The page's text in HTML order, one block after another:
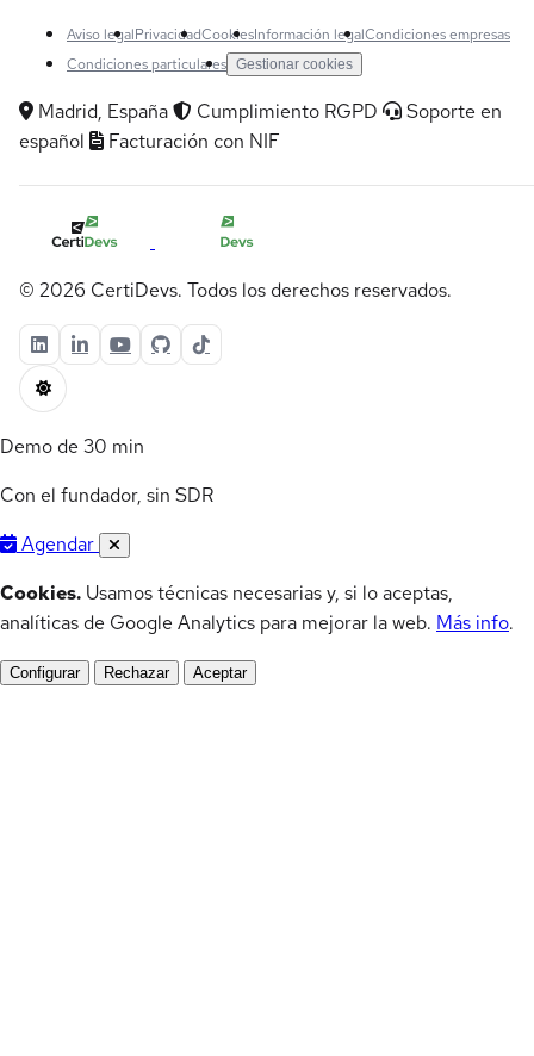
Aviso legalPrivacidadCookiesInformación legalCondiciones empresas
Condiciones particulares Gestionar cookies
Madrid, España Cumplimiento RGPD
Soporte en
español
Facturación con NIF
© 2026 CertiDevs. Todos los derechos reservados.
Demo de 30 min
Con el fundador, sin SDR
Agendar
Cookies. Usamos técnicas necesarias y, si lo aceptas,
analíticas de Google Analytics para mejorar la web. Más info.
Configurar Rechazar Aceptar